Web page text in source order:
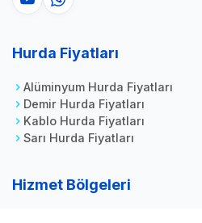
Hurda Fiyatları
Alüminyum Hurda Fiyatları
Demir Hurda Fiyatları
Kablo Hurda Fiyatları
Sarı Hurda Fiyatları
Hizmet Bölgeleri